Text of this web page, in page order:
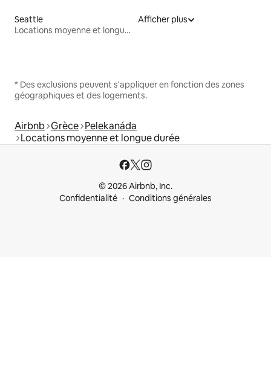
Seattle
Locations moyenne et longue durée
Afficher plus
* Des exclusions peuvent s'appliquer en fonction des zones
géographiques et des logements.
Airbnb Grèce Pelekanáda
Locations moyenne et longue durée
© 2026 Airbnb, Inc.
Confidentialité
Conditions générales